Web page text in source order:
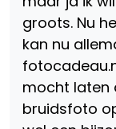
groots. Nu
kan nu
mocht laten
bruidsfoto